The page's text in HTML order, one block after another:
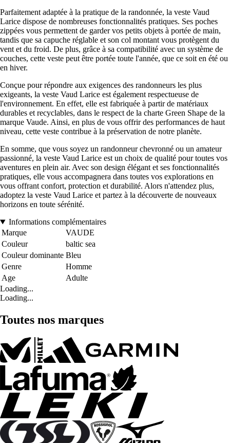
Parfaitement adaptée à la pratique de la randonnée, la veste Vaud
Larice dispose de nombreuses fonctionnalités pratiques. Ses poches
zippées vous permettent de garder vos petits objets à portée de main,
tandis que sa capuche réglable et son col montant vous protègent du
vent et du froid. De plus, grâce à sa compatibilité avec un système de
couches, cette veste peut être portée toute l'année, que ce soit en été ou
en hiver.
Conçue pour répondre aux exigences des randonneurs les plus
exigeants, la veste Vaud Larice est également respectueuse de
l'environnement. En effet, elle est fabriquée à partir de matériaux
durables et recyclables, dans le respect de la charte Green Shape de la
marque Vaude. Ainsi, en plus de vous offrir des performances de haut
niveau, cette veste contribue à la préservation de notre planète.
En somme, que vous soyez un randonneur chevronné ou un amateur
passionné, la veste Vaud Larice est un choix de qualité pour toutes vos
aventures en plein air. Avec son design élégant et ses fonctionnalités
pratiques, elle vous accompagnera dans toutes vos explorations en
vous offrant confort, protection et durabilité. Alors n'attendez plus,
adoptez la veste Vaud Larice et partez à la découverte de nouveaux
horizons en toute sérénité.
Informations complémentaires
Marque
VAUDE
Couleur
baltic sea
Couleur dominante Bleu
Genre
Homme
Age
Adulte
Loading...
Loading...
Toutes nos marques